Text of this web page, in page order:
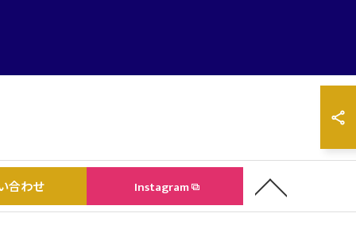
合わせ Instagram